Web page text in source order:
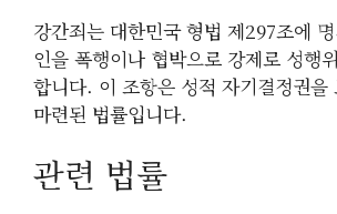
강간죄는 대한민국 형법 제297조에
인을 폭행이나 협박으로 강제로 성행
합니다. 이 조항은 성적 자기결정권을
마련된 법률입니다.
관련 법률